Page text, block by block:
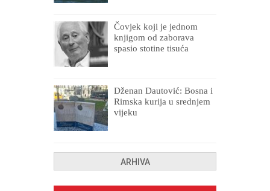
Čovjek koji je jednom
knjigom od zaborava
spasio stotine tisuća
Dženan Dautović: Bosna i
Rimska kurija u srednjem
vijeku
ARHIVA